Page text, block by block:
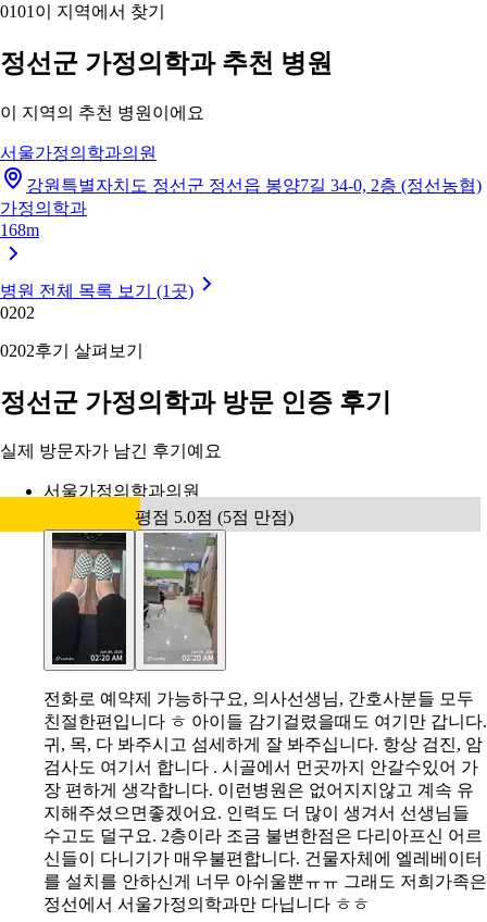
0101 이 지역에서 찾기
정선군 가정의학과 추천 병원
이 지역의 추천 병원이에요
서울가정의학과의원
강원특별자치도 정선군 정선읍 봉양7길 34-0, 2층 (정선농협)
가정의학과
168m
병원 전체 목록 보기 (1곳)
0202
0202후기 살펴보기
정선군 가정의학과 방문 인증 후기
실제 방문자가 남긴 후기예요
서울가정의학과의원
평점 5.0점 (5점 만점)
전화로 예약제 가능하구요, 의사선생님, 간호사분들 모두
친절한편입니다 ㅎ 아이들 감기걸렸을때도 여기만 갑니다.
귀, 목, 다 봐주시고 섬세하게 잘 봐주십니다. 항상 검진, 암
검사도 여기서 합니다 . 시골에서 먼곳까지 안갈수있어 가
장 편하게 생각합니다. 이런병원은 없어지지않고 계속 유
지해주셨으면좋겠어요. 인력도 더 많이 생겨서 선생님들
수고도 덜구요. 2층이라 조금 불변한점은 다리아프신 어르
신들이 다니기가 매우불편합니다. 건물자체에 엘레베이터
를 설치를 안하신게 너무 아쉬울뿐ㅠㅠ 그래도 저희가족은
정선에서 서울가정의학과만 다닙니다 ㅎㅎ